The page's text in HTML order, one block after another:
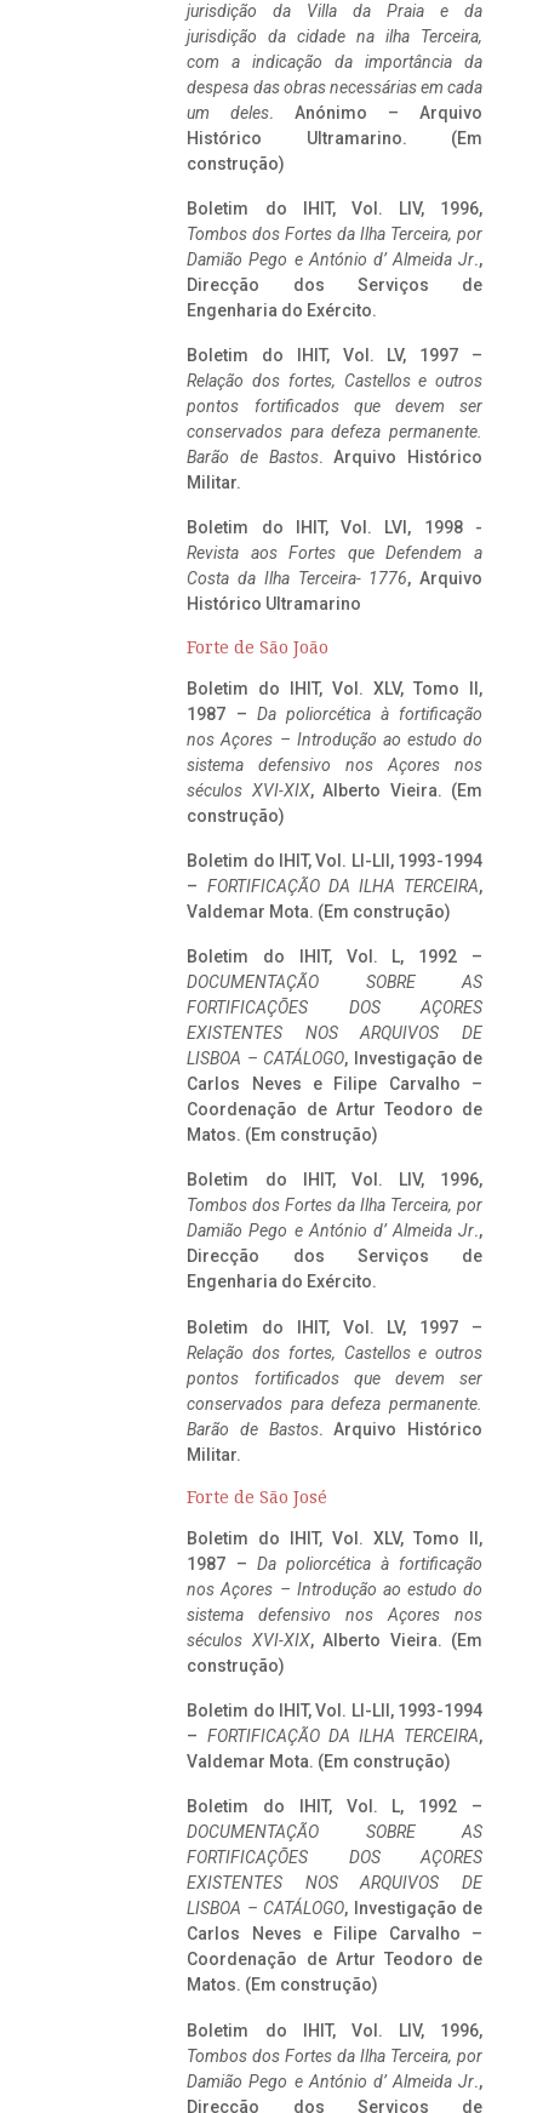
jurisdição da Villa da Praia e da
jurisdição da cidade na ilha Terceira,
com a indicação da importância da
despesa das obras necessárias em cada
um deles. Anónimo – Arquivo
Histórico Ultramarino. (Em
construção)
Boletim do IHIT, Vol. LIV, 1996,
Tombos dos Fortes da Ilha Terceira, por
Damião Pego e António d’ Almeida Jr.,
Direcção dos Serviços de
Engenharia do Exército.
Boletim do IHIT, Vol. LV, 1997 –
Relação dos fortes, Castellos e outros
pontos fortificados que devem ser
conservados para defeza permanente.
Barão de Bastos. Arquivo Histórico
Militar.
Boletim do IHIT, Vol. LVI, 1998 -
Revista aos Fortes que Defendem a
Costa da Ilha Terceira- 1776, Arquivo
Histórico Ultramarino
Forte de São João
Boletim do IHIT, Vol. XLV, Tomo II,
1987 – Da poliorcética à fortificação
nos Açores – Introdução ao estudo do
sistema defensivo nos Açores nos
séculos XVI-XIX, Alberto Vieira. (Em
construção)
Boletim do IHIT, Vol. LI-LII, 1993-1994
– FORTIFICAÇÃO DA ILHA TERCEIRA,
Valdemar Mota. (Em construção)
Boletim do IHIT, Vol. L, 1992 –
DOCUMENTAÇÃO SOBRE AS
FORTIFICAÇÕES DOS AÇORES
EXISTENTES NOS ARQUIVOS DE
LISBOA – CATÁLOGO, Investigação de
Carlos Neves e Filipe Carvalho –
Coordenação de Artur Teodoro de
Matos. (Em construção)
Boletim do IHIT, Vol. LIV, 1996,
Tombos dos Fortes da Ilha Terceira, por
Damião Pego e António d’ Almeida Jr.,
Direcção dos Serviços de
Engenharia do Exército.
Boletim do IHIT, Vol. LV, 1997 –
Relação dos fortes, Castellos e outros
pontos fortificados que devem ser
conservados para defeza permanente.
Barão de Bastos. Arquivo Histórico
Militar.
Forte de São José
Boletim do IHIT, Vol. XLV, Tomo II,
1987 – Da poliorcética à fortificação
nos Açores – Introdução ao estudo do
sistema defensivo nos Açores nos
séculos XVI-XIX, Alberto Vieira. (Em
construção)
Boletim do IHIT, Vol. LI-LII, 1993-1994
– FORTIFICAÇÃO DA ILHA TERCEIRA,
Valdemar Mota. (Em construção)
Boletim do IHIT, Vol. L, 1992 –
DOCUMENTAÇÃO SOBRE AS
FORTIFICAÇÕES DOS AÇORES
EXISTENTES NOS ARQUIVOS DE
LISBOA – CATÁLOGO, Investigação de
Carlos Neves e Filipe Carvalho –
Coordenação de Artur Teodoro de
Matos. (Em construção)
Boletim do IHIT, Vol. LIV, 1996,
Tombos dos Fortes da Ilha Terceira, por
Damião Pego e António d’ Almeida Jr.,
Direcção dos Serviços de